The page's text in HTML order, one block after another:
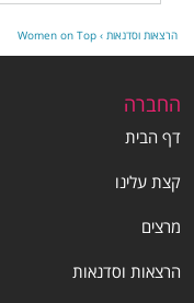
הרצאות וסדנאות ›
Women on Top
החברה
דף הבית
קצת עלינו
מרצים
הרצאות וסדנאות